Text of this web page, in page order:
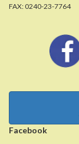
FAX: 0240-23-7764
Facebook